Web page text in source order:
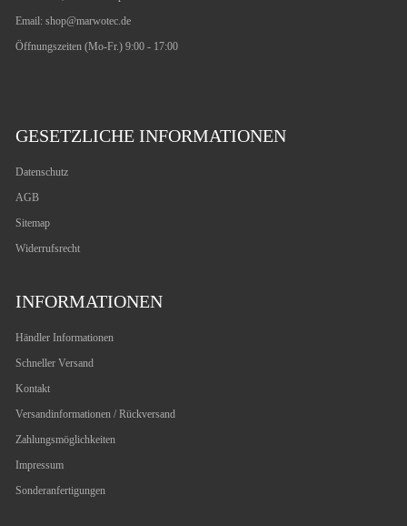
Email: shop@marwotec.de
Öffnungszeiten (Mo-Fr.) 9:00 - 17:00
GESETZLICHE INFORMATIONEN
Datenschutz
AGB
Sitemap
Widerrufsrecht
INFORMATIONEN
Händler Informationen
Schneller Versand
Kontakt
Versandinformationen / Rückversand
Zahlungsmöglichkeiten
Impressum
Sonderanfertigungen